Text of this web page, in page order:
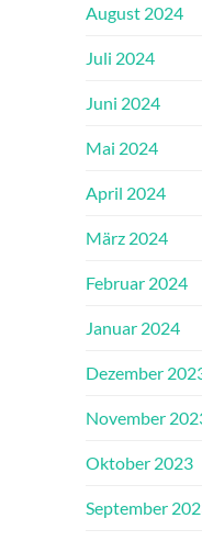
August 2024
Juli 2024
Juni 2024
Mai 2024
April 2024
März 2024
Februar 2024
Januar 2024
Dezember
November
Oktober 2023
September